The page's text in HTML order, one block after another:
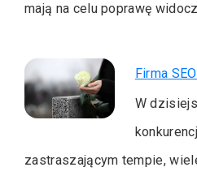
mają na celu poprawę
Firma
W
zastraszającym tempie,